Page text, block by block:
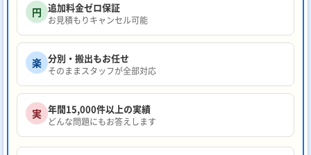
円 追加料金ゼロ保証
お見積もりキャンセル可能
楽 分別・搬出もお任せ
そのままスタッフが全部対応
実 年間15,000件以上の実績
どんな問題にもお答えします